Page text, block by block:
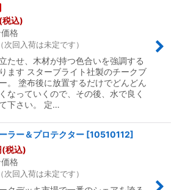
(税込)
格
次回入荷は未定です）
たせ、木材が持つ色合いを強調する
ます スターブライト社製のチークブ
。 塗布後に放置するだけでどんどん
なっていくので、その後、水で良く
下さい。 定…
ラー＆プロテクター [10510112]
(税込)
格
次回入荷は未定です）